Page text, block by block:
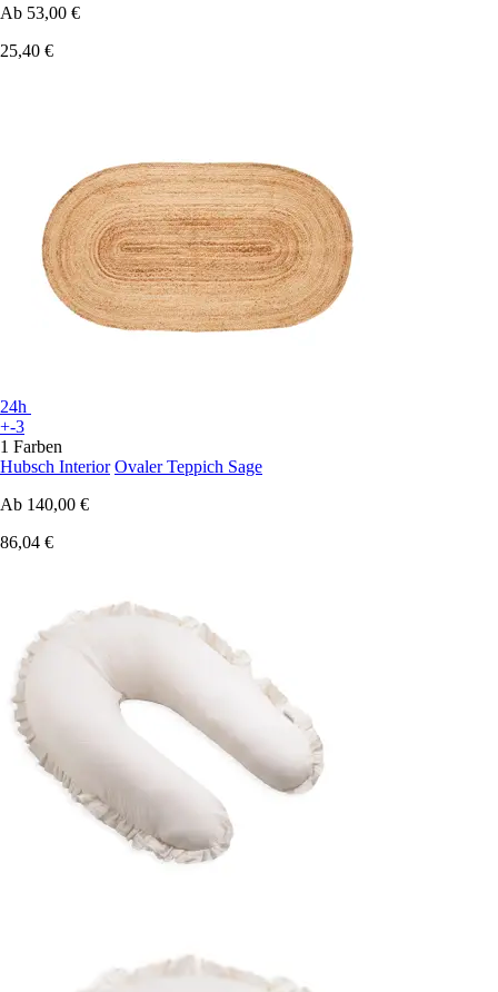
Ab 53,00 €
25,40 €
24h
+-3
1 Farben
Hubsch Interior Ovaler Teppich Sage
Ab 140,00 €
86,04 €